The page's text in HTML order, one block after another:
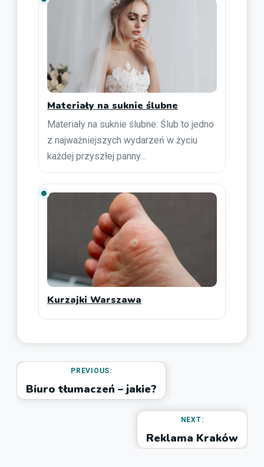
Materiały na suknie ślubne
Materiały na suknie ślubne: Ślub to jedno
z najważniejszych wydarzeń w życiu
każdej przyszłej panny…
Kurzajki Warszawa
PREVIOUS:
Biuro tłumaczeń – jakie?
NEXT:
Reklama Kraków